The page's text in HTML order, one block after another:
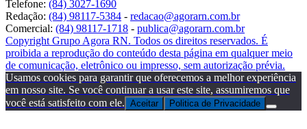
Telefone: (84) 3027-1690
Redação: (84) 98117-5384 - redacao@agorarn.com.br
Comercial: (84) 98117-1718 - publica@agorarn.com.br
Copyright Grupo Agora RN. Todos os direitos reservados. É
proibida a reprodução do conteúdo desta página em qualquer meio
de comunicação, eletrônico ou impresso, sem autorização prévia.
Usamos cookies para garantir que oferecemos a melhor experiência
em nosso site. Se você continuar a usar este site, assumiremos que
você está satisfeito com ele. Aceitar Politica de Privacidade